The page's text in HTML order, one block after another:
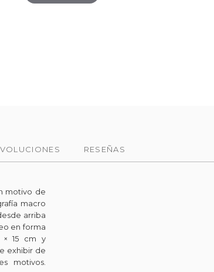
RESEÑAS
motivo de
macro
arriba
en forma
× 15 cm y
exhibir de
motivos.